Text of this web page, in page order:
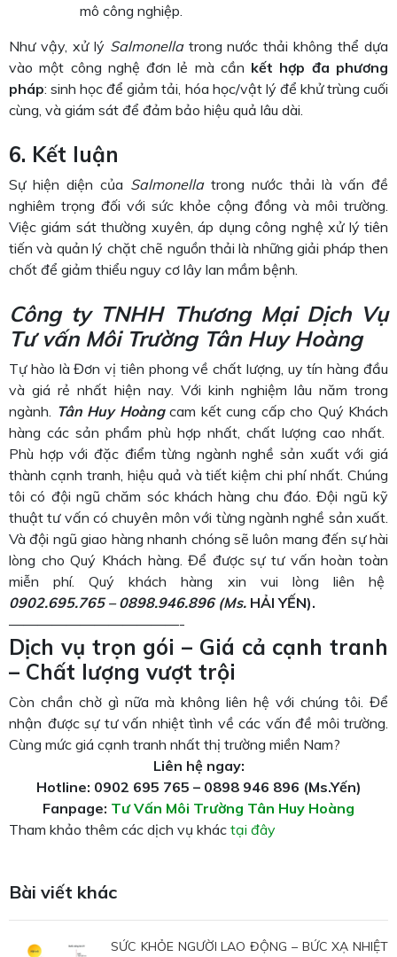
mô công nghiệp.
Như vậy, xử lý Salmonellatrong nước thải không thể dựa
vào một công nghệ đơn lẻ mà cần kết hợp đa phương
pháp: sinh học để giảm tải, hóa học/vật lý để khử trùng cuối
cùng, và giám sát để đảm bảo hiệu quả lâu dài.
6. Kết luận
Sự hiện diện của Salmonellatrong nước thải là vấn đề
nghiêm trọng đối với sức khỏe cộng đồng và môi trường.
Việc giám sát thường xuyên, áp dụng công nghệ xử lý tiên
tiến và quản lý chặt chẽ nguồn thải là những giải pháp then
chốt để giảm thiểu nguy cơ lây lan mầm bệnh.
Công ty TNHH Thương Mại Dịch Vụ
Tư vấn Môi Trường Tân Huy Hoàng
Tự hào là Đơn vị tiên phong về chất lượng, uy tín hàng đầu
và giá rẻ nhất hiện nay. Với kinh nghiệm lâu năm trong
ngành. Tân Huy Hoàngcam kết cung cấp cho Quý Khách
hàng các sản phẩm phù hợp nhất, chất lượng cao nhất.
Phù hợp với đặc điểm từng ngành nghề sản xuất với giá
thành cạnh tranh, hiệu quả và tiết kiệm chi phí nhất. Chúng
tôi có đội ngũ chăm sóc khách hàng chu đáo. Đội ngũ kỹ
thuật tư vấn có chuyên môn với từng ngành nghề sản xuất.
Và đội ngũ giao hàng nhanh chóng sẽ luôn mang đến sự hài
lòng cho Quý Khách hàng. Để được sự tư vấn hoàn toàn
miễn phí. Quý khách hàng xin vui lòng liên hệ
0902.695.765 – 0898.946.896 (Ms. HẢI YẾN).
————————————-
Dịch vụ trọn gói – Giá cả cạnh tranh
– Chất lượng vượt trội
Còn chần chờ gì nữa mà không liên hệ với chúng tôi. Để
nhận được sự tư vấn nhiệt tình về các vấn đề môi trường.
Cùng mức giá cạnh tranh nhất thị trường miền Nam?
Liên hệ ngay:
Hotline: 0902 695 765 – 0898 946 896 (Ms.Yến)
Fanpage: Tư Vấn Môi Trường Tân Huy Hoàng
Tham khảo thêm các dịch vụ khác tại đây
Bài viết khác
SỨC KHỎE NGƯỜI LAO ĐỘNG – BỨC XẠ NHIỆT